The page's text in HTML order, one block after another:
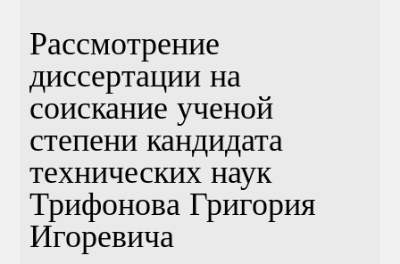
Рассмотрение
диссертации на
соискание ученой
степени кандидата
технических наук
Трифонова Григория
Игоревича